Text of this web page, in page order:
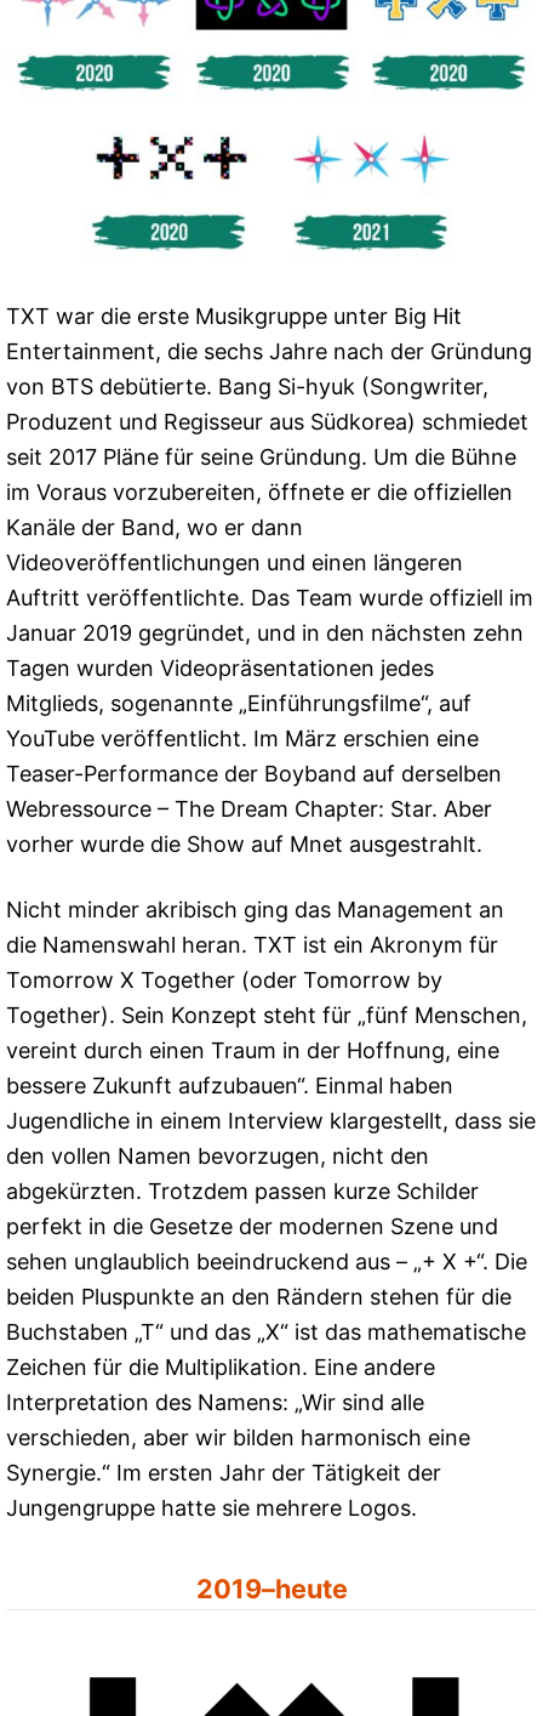
TXT war die erste Musikgruppe unter Big Hit
Entertainment, die sechs Jahre nach der Gründung
von BTS debütierte. Bang Si-hyuk (Songwriter,
Produzent und Regisseur aus Südkorea) schmiedet
seit 2017 Pläne für seine Gründung. Um die Bühne
im Voraus vorzubereiten, öffnete er die offiziellen
Kanäle der Band, wo er dann
Videoveröffentlichungen und einen längeren
Auftritt veröffentlichte. Das Team wurde offiziell im
Januar 2019 gegründet, und in den nächsten zehn
Tagen wurden Videopräsentationen jedes
Mitglieds, sogenannte „Einführungsfilme“, auf
YouTube veröffentlicht. Im März erschien eine
Teaser-Performance der Boyband auf derselben
Webressource – The Dream Chapter: Star. Aber
vorher wurde die Show auf Mnet ausgestrahlt.
Nicht minder akribisch ging das Management an
die Namenswahl heran. TXT ist ein Akronym für
Tomorrow X Together (oder Tomorrow by
Together). Sein Konzept steht für „fünf Menschen,
vereint durch einen Traum in der Hoffnung, eine
bessere Zukunft aufzubauen“. Einmal haben
Jugendliche in einem Interview klargestellt, dass sie
den vollen Namen bevorzugen, nicht den
abgekürzten. Trotzdem passen kurze Schilder
perfekt in die Gesetze der modernen Szene und
sehen unglaublich beeindruckend aus – „+ X +“. Die
beiden Pluspunkte an den Rändern stehen für die
Buchstaben „T“ und das „X“ ist das mathematische
Zeichen für die Multiplikation. Eine andere
Interpretation des Namens: „Wir sind alle
verschieden, aber wir bilden harmonisch eine
Synergie.“ Im ersten Jahr der Tätigkeit der
Jungengruppe hatte sie mehrere Logos.
2019–heute